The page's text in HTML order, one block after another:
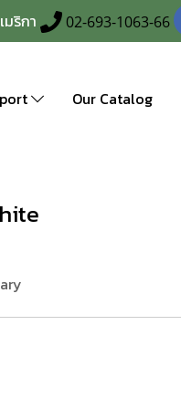
ริกา 02-693-1063-66
Our Catalog